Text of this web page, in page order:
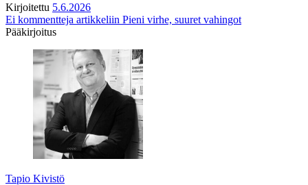
Kirjoitettu 5.6.2026
Ei kommentteja artikkeliin Pieni virhe, suuret vahingot
Pääkirjoitus
Tapio Kivistö